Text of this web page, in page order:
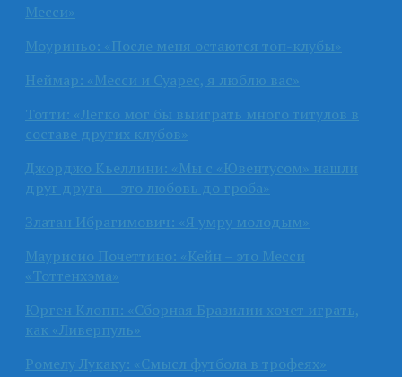
Месси»
Моуриньо: «После меня остаются топ-клубы»
Неймар: «Месси и Суарес, я люблю вас»
Тотти: «Легко мог бы выиграть много титулов в
составе других клубов»
Джорджо Кьеллини: «Мы с «Ювентусом» нашли
друг друга — это любовь до гроба»
Златан Ибрагимович: «Я умру молодым»
Маурисио Почеттино: «Кейн – это Месси
«Тоттенхэма»
Юрген Клопп: «Сборная Бразилии хочет играть,
как «Ливерпуль»
Ромелу Лукаку: «Смысл футбола в трофеях»